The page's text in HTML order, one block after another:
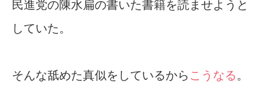
民進党の陳水扁の書いた書籍を読ませようと
していた。
そんな舐めた真似をしているから こうなる。